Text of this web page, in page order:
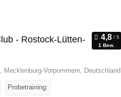
- Rostock-Lütten-
1 Bew.
Mecklenburg-Vorpommern, Deutschland
Probetraining: